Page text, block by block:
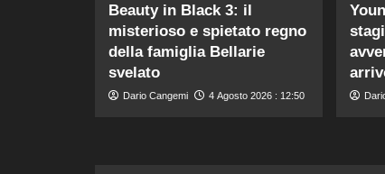
Beauty in Black 3: il
misterioso e spietato regno
della famiglia Bellarie
svelato
Dario Cangemi 4 Agosto 2026 : 12:50